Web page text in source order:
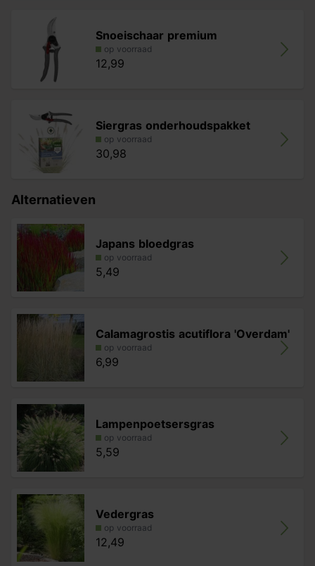
Snoeischaar premium
op voorraad
12,99
Siergras onderhoudspakket
op voorraad
30,98
Alternatieven
Japans bloedgras
op voorraad
5,49
Calamagrostis acutiflora 'Overdam'
op voorraad
6,99
Lampenpoetsersgras
op voorraad
5,59
Vedergras
op voorraad
12,49